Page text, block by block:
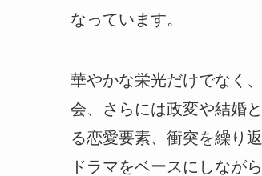
なっています。
華やかな栄光だけでなく
会、さらには政変や結婚
る恋愛要素、衝突を繰り
ドラマをベースにしなが